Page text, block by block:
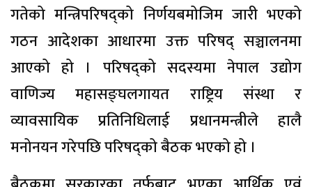
गतेको मन्त्रिपरिषद्को निर्णयबमोजिम जारी भएको
गठन आदेशका आधारमा उक्त परिषद् सञ्चालनमा
आएको हो । परिषद्को सदस्यमा नेपाल उद्योग
वाणिज्य महासङ्घलगायत राष्ट्रिय संस्था र
व्यावसायिक प्रतिनिधिलाई प्रधानमन्त्रीले हालै
मनोनयन गरेपछि परिषद्को बैठक भएको हो ।